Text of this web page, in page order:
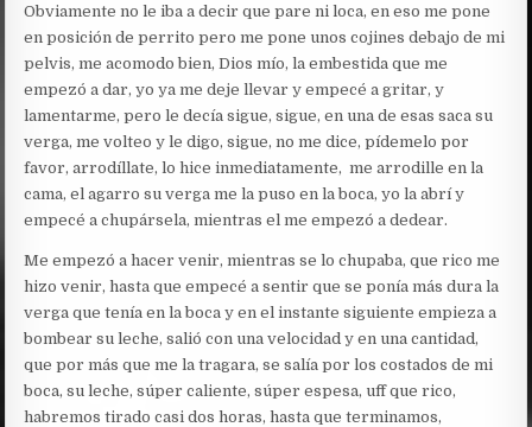
Obviamente no le iba a decir que pare ni loca, en eso me pone
en posición de perrito pero me pone unos cojines debajo de mi
pelvis, me acomodo bien, Dios mío, la embestida que me
empezó a dar, yo ya me deje llevar y empecé a gritar, y
lamentarme, pero le decía sigue, sigue, en una de esas saca su
verga, me volteo y le digo, sigue, no me dice, pídemelo por
favor, arrodíllate, lo hice inmediatamente, me arrodille en la
cama, el agarro su verga me la puso en la boca, yo la abrí y
empecé a chupársela, mientras el me empezó a dedear.
Me empezó a hacer venir, mientras se lo chupaba, que rico me
hizo venir, hasta que empecé a sentir que se ponía más dura la
verga que tenía en la boca y en el instante siguiente empieza a
bombear su leche, salió con una velocidad y en una cantidad,
que por más que me la tragara, se salía por los costados de mi
boca, su leche, súper caliente, súper espesa, uff que rico,
habremos tirado casi dos horas, hasta que terminamos,